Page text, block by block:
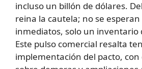
incluso un billón de dólares.
reina la cautela; no se
inmediatos, solo un inventario
Este pulso comercial resalta
implementación del pacto,